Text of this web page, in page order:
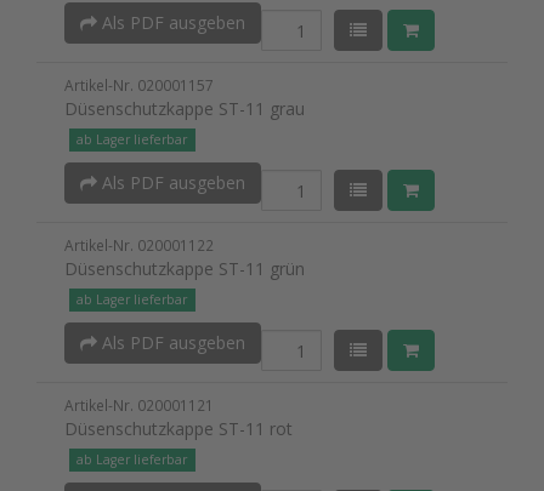
Als PDF ausgeben
Artikel-Nr. 020001157
Düsenschutzkappe ST-11 grau
ab Lager lieferbar
Als PDF ausgeben
Artikel-Nr. 020001122
Düsenschutzkappe ST-11 grün
ab Lager lieferbar
Als PDF ausgeben
Artikel-Nr. 020001121
Düsenschutzkappe ST-11 rot
ab Lager lieferbar